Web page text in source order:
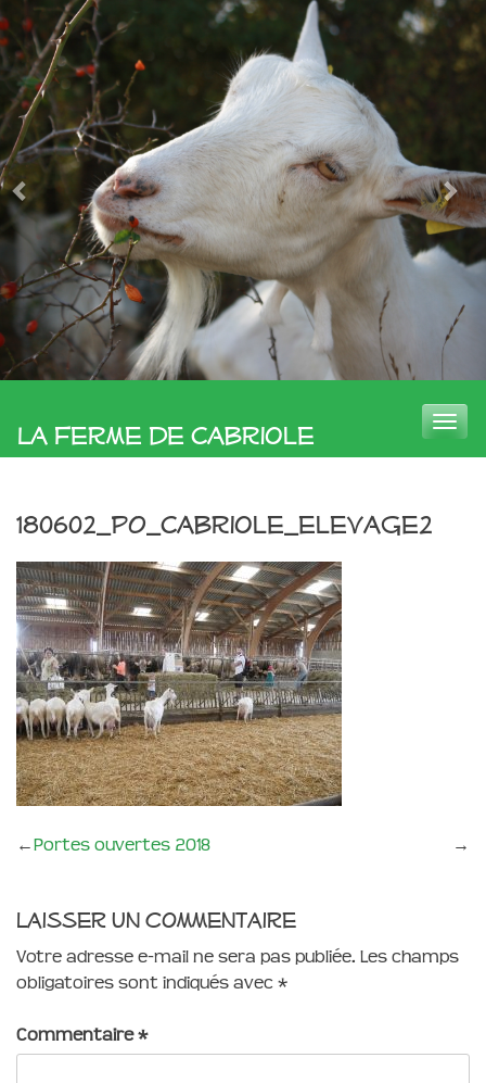
La Ferme de Cabriole
Toggle
180602_PO_Cabriole_elevage2
←Portes ouvertes 2018 →
Laisser un commentaire
Votre adresse e-mail ne sera pas publiée. Les champs
obligatoires sont indiqués avec *
Commentaire*